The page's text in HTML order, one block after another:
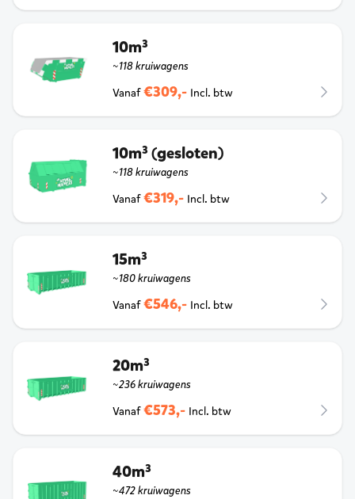
10m³
~118 kruiwagens
Vanaf €309,- Incl. btw
10m³ (gesloten)
~118 kruiwagens
Vanaf €319,- Incl. btw
15m³
~180 kruiwagens
Vanaf €546,- Incl. btw
20m³
~236 kruiwagens
Vanaf €573,- Incl. btw
40m³
~472 kruiwagens